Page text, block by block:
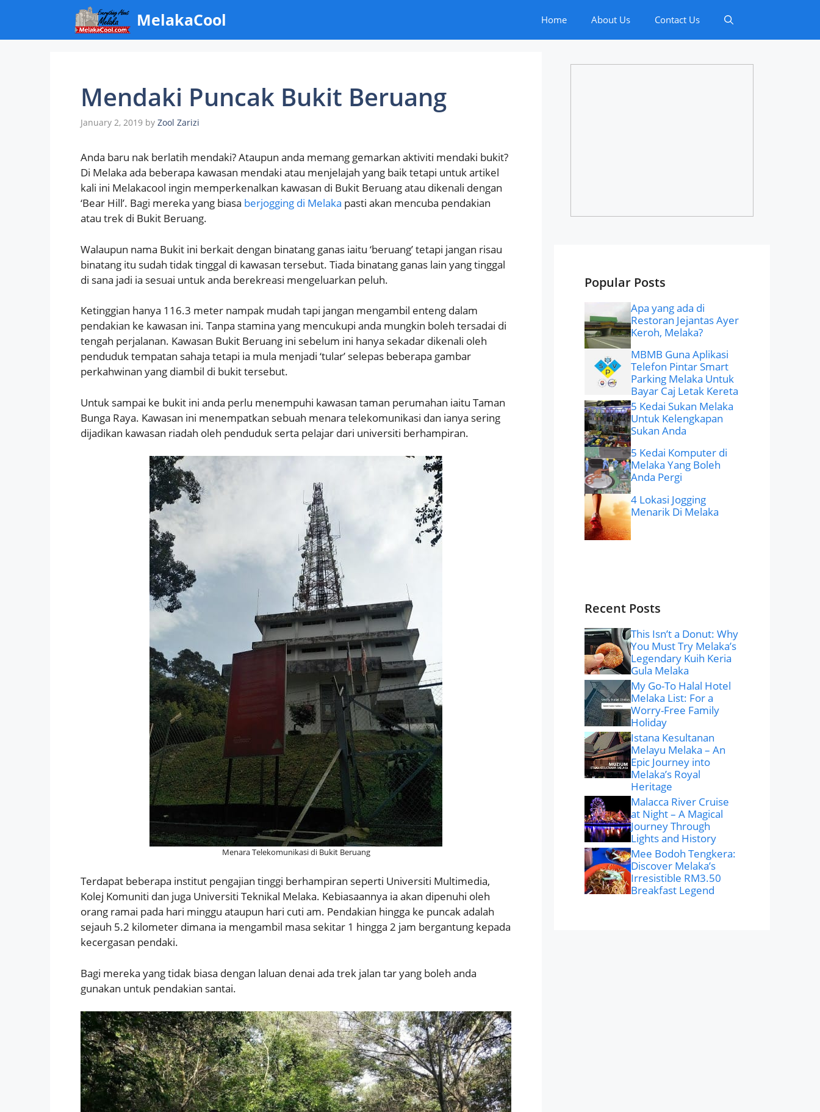
content
MelakaCool Home About Us Contact Us
Mendaki Puncak Bukit Beruang
January 2, 2019 by Zool Zarizi
Anda baru nak berlatih mendaki? Ataupun anda memang gemarkan aktiviti mendaki bukit?
Di Melaka ada beberapa kawasan mendaki atau menjelajah yang baik tetapi untuk artikel
kali ini Melakacool ingin memperkenalkan kawasan di Bukit Beruang atau dikenali dengan
‘Bear Hill’. Bagi mereka yang biasa berjogging di Melaka pasti akan mencuba pendakian
atau trek di Bukit Beruang.
Walaupun nama Bukit ini berkait dengan binatang ganas iaitu ‘beruang’ tetapi jangan risau
binatang itu sudah tidak tinggal di kawasan tersebut. Tiada binatang ganas lain yang tinggal
di sana jadi ia sesuai untuk anda berekreasi mengeluarkan peluh.
Ketinggian hanya 116.3 meter nampak mudah tapi jangan mengambil enteng dalam
pendakian ke kawasan ini. Tanpa stamina yang mencukupi anda mungkin boleh tersadai di
tengah perjalanan. Kawasan Bukit Beruang ini sebelum ini hanya sekadar dikenali oleh
penduduk tempatan sahaja tetapi ia mula menjadi ‘tular’ selepas beberapa gambar
perkahwinan yang diambil di bukit tersebut.
Untuk sampai ke bukit ini anda perlu menempuhi kawasan taman perumahan iaitu Taman
Bunga Raya. Kawasan ini menempatkan sebuah menara telekomunikasi dan ianya sering
dijadikan kawasan riadah oleh penduduk serta pelajar dari universiti berhampiran.
Menara Telekomunikasi di Bukit Beruang
Terdapat beberapa institut pengajian tinggi berhampiran seperti Universiti Multimedia,
Kolej Komuniti dan juga Universiti Teknikal Melaka. Kebiasaannya ia akan dipenuhi oleh
orang ramai pada hari minggu ataupun hari cuti am. Pendakian hingga ke puncak adalah
sejauh 5.2 kilometer dimana ia mengambil masa sekitar 1 hingga 2 jam bergantung kepada
kecergasan pendaki.
Bagi mereka yang tidak biasa dengan laluan denai ada trek jalan tar yang boleh anda
gunakan untuk pendakian santai.
Popular Posts
Apa yang ada di
Restoran Jejantas Ayer
Keroh, Melaka?
MBMB Guna Aplikasi
Telefon Pintar Smart
Parking Melaka Untuk
Bayar Caj Letak Kereta
5 Kedai Sukan Melaka
Untuk Kelengkapan
Sukan Anda
5 Kedai Komputer di
Melaka Yang Boleh
Anda Pergi
4 Lokasi Jogging
Menarik Di Melaka
Recent Posts
This Isn’t a Donut: Why
You Must Try Melaka’s
Legendary Kuih Keria
Gula Melaka
My Go-To Halal Hotel
Melaka List: For a
Worry-Free Family
Holiday
Istana Kesultanan
Melayu Melaka – An
Epic Journey into
Melaka’s Royal
Heritage
Malacca River Cruise
at Night – A Magical
Journey Through
Lights and History
Mee Bodoh Tengkera:
Discover Melaka’s
Irresistible RM3.50
Breakfast Legend